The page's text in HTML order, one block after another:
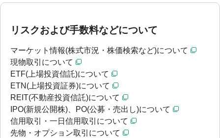
リスクおよび手数料などについて
マーケット情報(株式市況・株価検索など)について
現物取引について
ETF(上場投資信託)について
ETN(上場投資証券)について
REIT(不動産投資信託)について
IPO(新規公開株)、PO(公募・売出し)について
信用取引・一日信用取引について
先物・オプション取引について